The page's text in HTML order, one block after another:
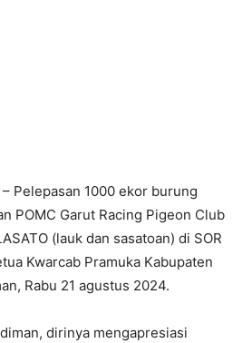
– Pelepasan 1000 ekor burung
POMC Garut Racing Pigeon Club
(lauk dan sasatoan) di SOR
Kwarcab Pramuka Kabupaten
Rabu 21 agustus 2024.
dirinya mengapresiasi